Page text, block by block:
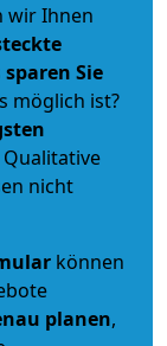
wir Ihnen
sparen Sie
möglich ist?
nicht
können
planen,